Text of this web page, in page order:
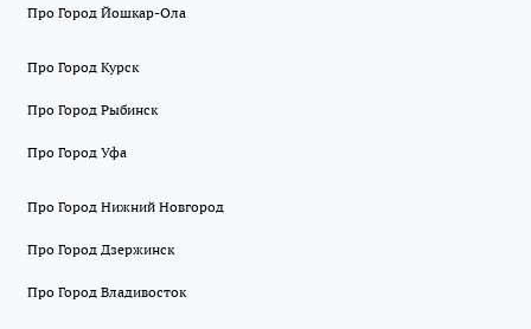
Про Город Йошкар-Ола
Про Город Курск
Про Город Рыбинск
Про Город Уфа
Про Город Нижний Новгород
Про Город Дзержинск
Про Город Владивосток